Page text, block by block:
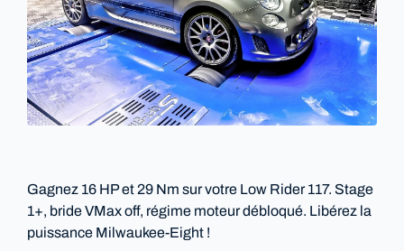
Gagnez 16 HP et 29 Nm sur votre Low Rider 117. Stage
1+, bride VMax off, régime moteur débloqué. Libérez la
puissance Milwaukee-Eight !